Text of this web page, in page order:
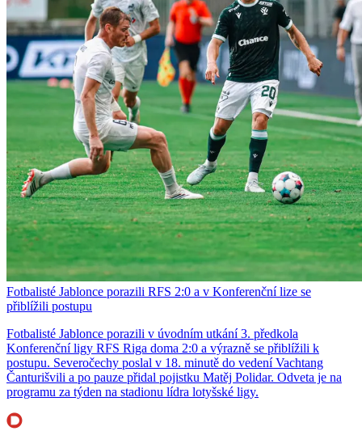
Fotbalisté Jablonce porazili RFS 2:0 a v Konferenční lize se
přiblížili postupu
Fotbalisté Jablonce porazili v úvodním utkání 3. předkola
Konferenční ligy RFS Riga doma 2:0 a výrazně se přiblížili k
postupu. Severočechy poslal v 18. minutě do vedení Vachtang
Čanturišvili a po pauze přidal pojistku Matěj Polidar. Odveta je na
programu za týden na stadionu lídra lotyšské ligy.